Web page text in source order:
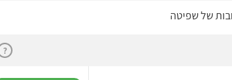
של שפיטה
?